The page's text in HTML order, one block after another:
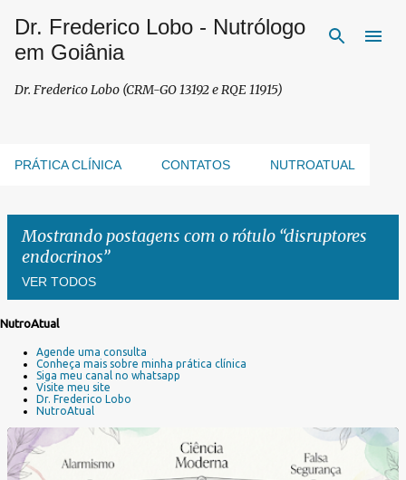
Pular para o conteúdo principal
Dr. Frederico Lobo - Nutrólogo
em Goiânia
Dr. Frederico Lobo (CRM-GO 13192 e RQE 11915)
PRÁTICA CLÍNICA CONTATOS NUTROATUAL
Mostrando postagens com o rótulo disruptores
endocrinos
VER TODOS
g
e
n
NutroAtual
Agende uma consulta
Conheça mais sobre minha prática clínica
Siga meu canal no whatsapp
Visite meu site
Dr. Frederico Lobo
NutroAtual